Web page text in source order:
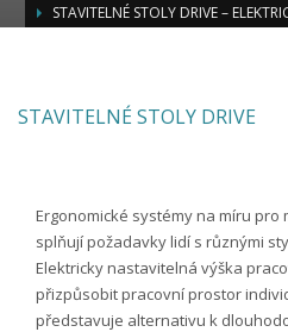
STAVITELNÉ STOLY DRIVE –
STAVITELNÉ STOLY DRIVE
Ergonomické systémy na míru pro
splňují požadavky lidí s různými
Elektricky nastavitelná výška
přizpůsobit pracovní prostor
představuje alternativu k